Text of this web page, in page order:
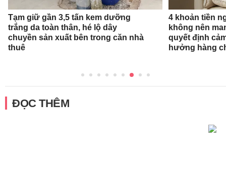
Tạm giữ gần 3,5 tấn kem dưỡng
trắng da toàn thân, hé lộ dây
chuyền sản xuất bên trong căn nhà
thuê
4 khoản tiền
không nên
quyết định
hưởng hàng
ĐỌC THÊM